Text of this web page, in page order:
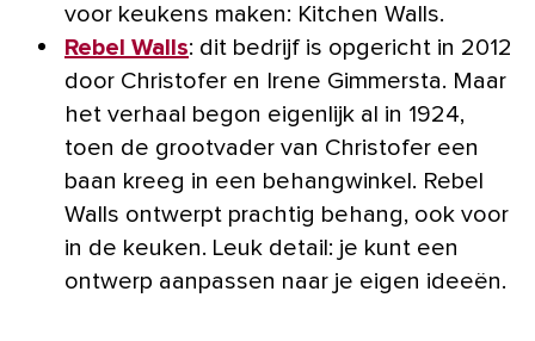
voor keukens maken: Kitchen Walls.
Rebel Walls: dit bedrijf is opgericht in 2012
door Christofer en Irene Gimmersta. Maar
het verhaal begon eigenlijk al in 1924,
toen de grootvader van Christofer een
baan kreeg in een behangwinkel. Rebel
Walls ontwerpt prachtig behang, ook voor
in de keuken. Leuk detail: je kunt een
ontwerp aanpassen naar je eigen ideeën.